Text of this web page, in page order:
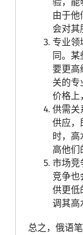
由于他
会对其
专业领
同。
要更高
关的专
价格上
供需关
供应，
时，高
高他们
市场竞
竞争也
供更低
调其高
总之，俄语